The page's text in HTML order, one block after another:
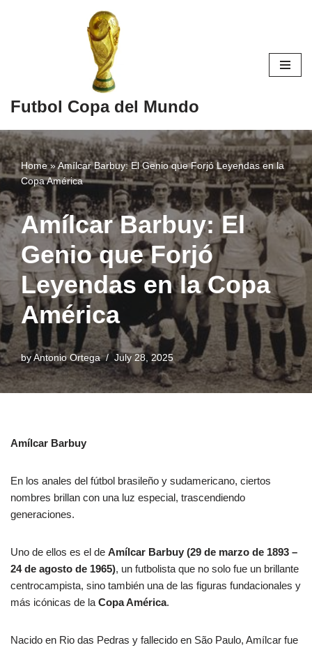
Futbol Copa del Mundo
Home»Amílcar Barbuy: El Genio que Forjó Leyendas en la
Copa América
Amílcar Barbuy: El
Genio que Forjó
Leyendas en la Copa
América
byAntonio Ortega July 28, 2025
Amílcar Barbuy
En los anales del fútbol brasileño y sudamericano, ciertos
nombres brillan con una luz especial, trascendiendo
generaciones.
Uno de ellos es el de Amílcar Barbuy (29 de marzo de 1893 –
24 de agosto de 1965), un futbolista que no solo fue un brillante
centrocampista, sino también una de las figuras fundacionales y
más icónicas de la Copa América.
Nacido en Rio das Pedras y fallecido en São Paulo, Amílcar fue